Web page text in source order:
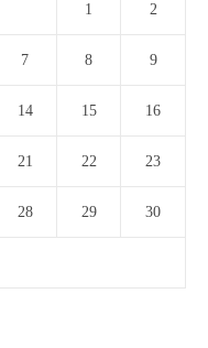
1 2
7 8 9
14 15 16
21 22 23
28 29 30